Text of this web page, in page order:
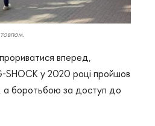
вперед,
SHOCK у 2020 році пройшов
а боротьбою за доступ до